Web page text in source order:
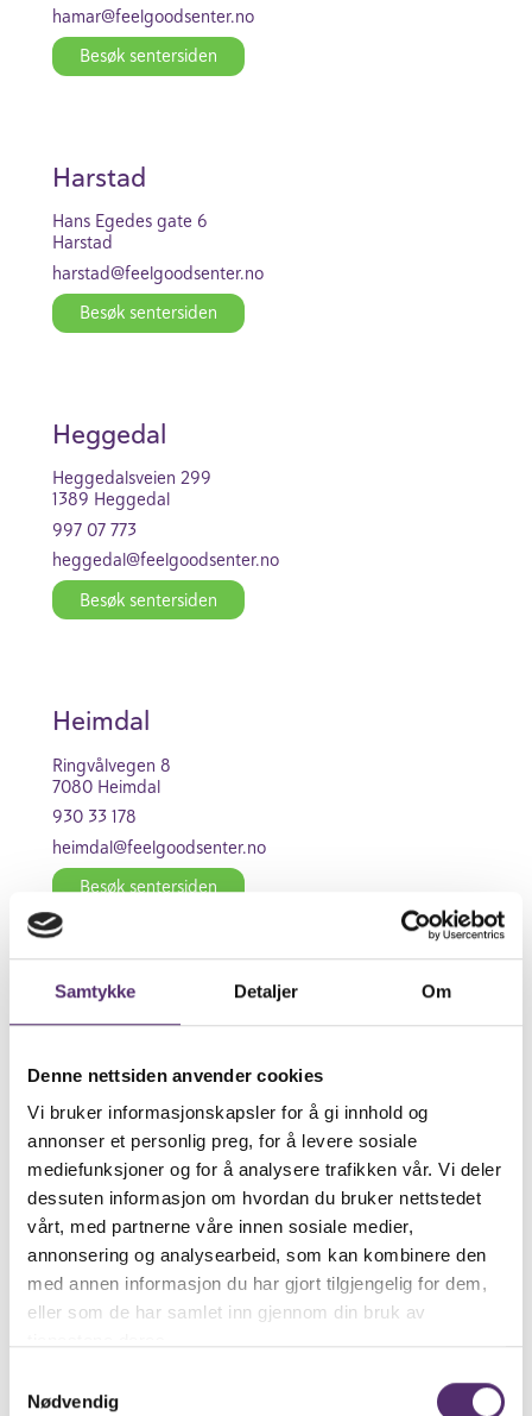
Samtykke Detaljer Om
Denne nettsiden anvender cookies
Vi bruker informasjonskapsler for å gi innhold og
annonser et personlig preg, for å levere sosiale
mediefunksjoner og for å analysere trafikken vår. Vi deler
dessuten informasjon om hvordan du bruker nettstedet
vårt, med partnerne våre innen sosiale medier,
annonsering og analysearbeid, som kan kombinere den
med annen informasjon du har gjort tilgjengelig for dem,
eller som de har samlet inn gjennom din bruk av
Nødvendig
hamar@feel­good­se­nter.no
Besøk senter­siden
Harstad
Hans Egedes gate 6
Harstad
harstad@feel­good­se­nter.no
Besøk senter­siden
Heggedal
Hegge­dal­s­veien 299
1389 Heggedal
997 07 773
heggedal@feel­good­se­nter.no
Besøk senter­siden
Heimdal
Ringvålvegen 8
7080 Heimdal
930 33 178
heimdal@feel­good­se­nter.no
Besøk senter­siden
Hof
3070 Hof
980 39 098
hof@feel­good­se­nter.no
Besøk senter­siden
Hokk­sund
901 20 043